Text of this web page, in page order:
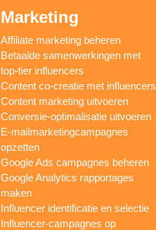
Marketing
Affiliate marketing beheren
Betaalde samenwerkingen met
top-tier influencers
Content co-creatie met influencers
Content marketing uitvoeren
Conversie-optimalisatie uitvoeren
E-mailmarketingcampagnes
opzetten
Google Ads campagnes beheren
Google Analytics rapportages
maken
Influencer identificatie en selectie
Influencer-campagnes op